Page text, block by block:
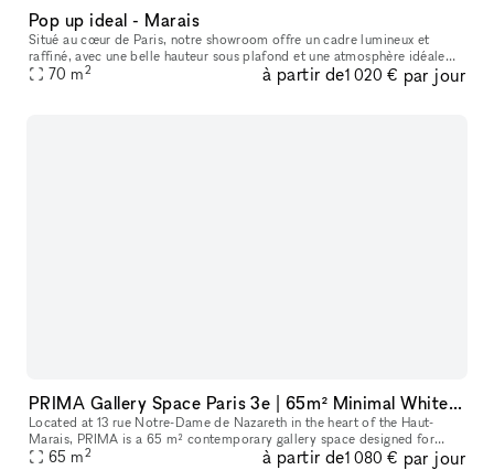
Pop up ideal - Marais
Situé au cœur de Paris, notre showroom offre un cadre lumineux et
raffiné, avec une belle hauteur sous plafond et une atmosphère idéale
pour accueillir des marques, des collections et des événements
70 m2 à partir de1 020 € par jour
PRIMA Gallery Space Paris 3e | 65m² Minimal White Cube in Haut-Marais
Located at 13 rue Notre-Dame de Nazareth in the heart of the Haut-
Marais, PRIMA is a 65 m² contemporary gallery space designed for
exhibitions, pop-ups, showrooms, fashion presentations, castings, ev
65 m2 à partir de1 080 € par jour